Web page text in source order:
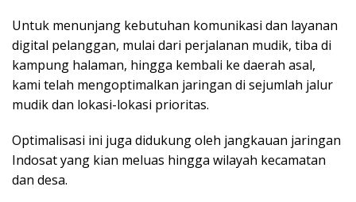
Untuk menunjang kebutuhan komunikasi dan layanan
digital pelanggan, mulai dari perjalanan mudik, tiba di
kampung halaman, hingga kembali ke daerah asal,
kami telah mengoptimalkan jaringan di sejumlah jalur
mudik dan lokasi-lokasi prioritas.
Optimalisasi ini juga didukung oleh jangkauan jaringan
Indosat yang kian meluas hingga wilayah kecamatan
dan desa.